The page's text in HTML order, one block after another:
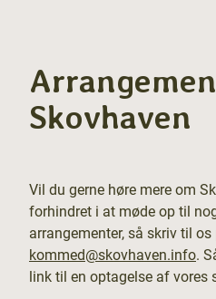
Skovhaven
Vil du gerne høre mere om
forhindret i at møde op til
arrangementer, så skriv til os
kommed@skovhaven.info.
link til en optagelse af vores